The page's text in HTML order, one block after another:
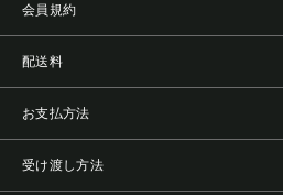
会員規約
配送料
お支払方法
受け渡し方法